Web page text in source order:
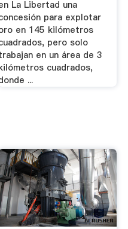
La Libertad una
para explotar
en 145 kilómetros
pero solo
en un área de 3
cuadrados,
...